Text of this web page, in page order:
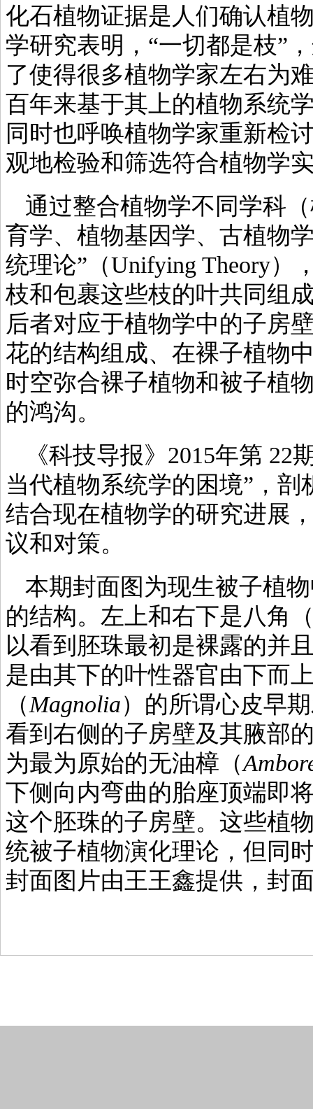
化石植物证据是人们确认植
学研究表明，“一切都是枝”
了使得很多植物学家左右为
百年来基于其上的植物系统
同时也呼唤植物学家重新检
观地检验和筛选符合植物学
通过整合植物学不同学科
育学、植物基因学、古植物
统理论”（Unifying Theory）
枝和包裹这些枝的叶共同组
后者对应于植物学中的子房
花的结构组成、在裸子植物
时空弥合裸子植物和被子植
的鸿沟。
《科技导报》2015年第 22
当代植物系统学的困境”，
结合现在植物学的研究进展
议和对策。
本期封面图为现生被子植
的结构。左上和右下是八角
以看到胚珠最初是裸露的并
是由其下的叶性器官由下而
（Magnolia）的所谓心皮早
看到右侧的子房壁及其腋部
为最为原始的无油樟（
下侧向内弯曲的胎座顶端即
这个胚珠的子房壁。这些植
统被子植物演化理论，但同
封面图片由王王鑫提供，封